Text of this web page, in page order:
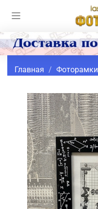
Главная Фоторамки